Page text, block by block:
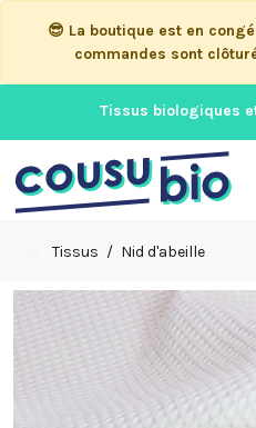
😎 La boutique est en
commandes sont
Tissus biologiques
Tissus Nid d'abeille